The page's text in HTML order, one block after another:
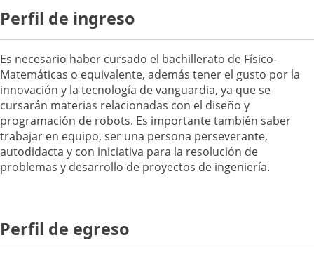
Perfil de ingreso
Es necesario haber cursado el bachillerato de Físico-
Matemáticas o equivalente, además tener el gusto por la
innovación y la tecnología de vanguardia, ya que se
cursarán materias relacionadas con el diseño y
programación de robots. Es importante también saber
trabajar en equipo, ser una persona perseverante,
autodidacta y con iniciativa para la resolución de
problemas y desarrollo de proyectos de ingeniería.
Perfil de egreso